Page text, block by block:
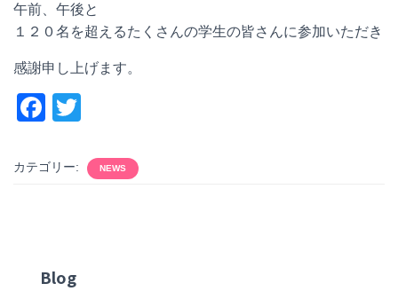
午前、午後と
１２０名を超えるたくさんの学生の皆さんに参加いただき
感謝申し上げます。
F
c
o
tt
カテゴリー: NEWS
Blog